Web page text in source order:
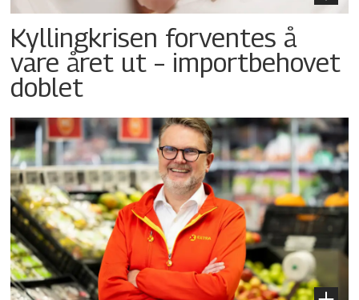
Kyllingkrisen forventes å
vare året ut – importbehovet
doblet